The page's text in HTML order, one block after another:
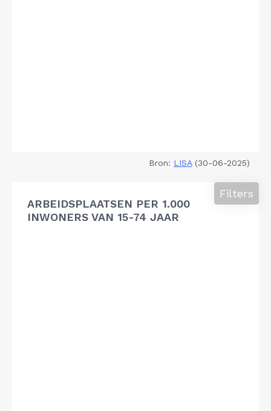
Bron: LISA(30-06-2025)
ARBEIDSPLAATSEN PER 1.000
INWONERS VAN 15-74 JAAR
Filters